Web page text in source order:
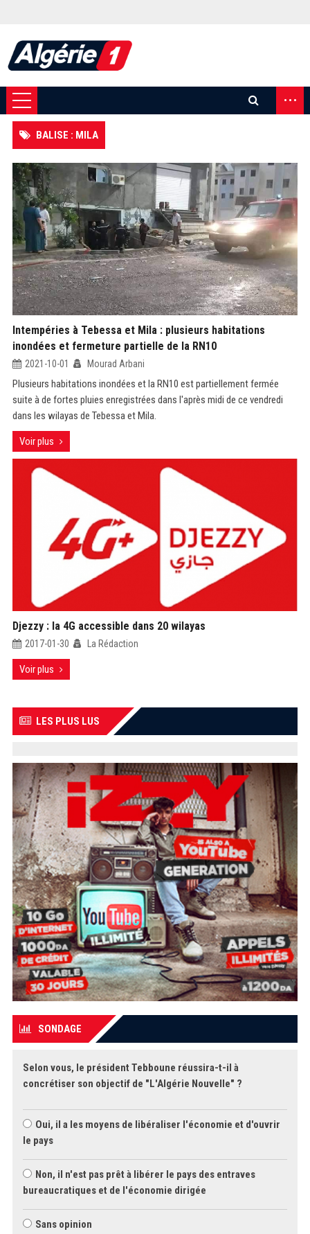
...
BALISE : MILA
Intempéries à Tebessa et Mila : plusieurs habitations
inondées et fermeture partielle de la RN10
2021-10-01 Mourad Arbani
Plusieurs habitations inondées et la RN10 est partiellement fermée
suite à de fortes pluies enregistrées dans l'après midi de ce vendredi
dans les wilayas de Tebessa et Mila.
Voir plus
Djezzy : la 4G accessible dans 20 wilayas
2017-01-30 La Rédaction
Voir plus
LES PLUS LUS
SONDAGE
Selon vous, le président Tebboune réussira-t-il à
concrétiser son objectif de "L'Algérie Nouvelle" ?
Oui, il a les moyens de libéraliser l'économie et d'ouvrir
le pays
Non, il n'est pas prêt à libérer le pays des entraves
bureaucratiques et de l'économie dirigée
Sans opinion